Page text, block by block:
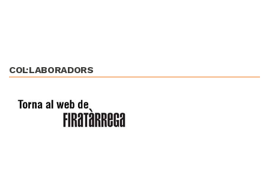
COL·LABORADORS